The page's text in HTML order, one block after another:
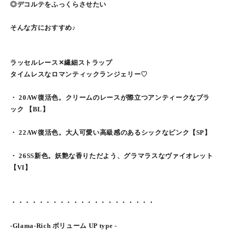
◎デコルテをふっくらさせたい
そんな方におすすめ♪
ラッセルレース✕繊細ストラップ
タイムレスなロマンティックランジェリー♡
・ 20AW復活色。クリームのレースが際立つアンティークなブラ
ック 【BL】
・ 22AW復活色。大人可愛い高級感のあるシックなピンク【SP】
・ 26SS新色。妖艶な香りただよう、グラマラスなヴァイオレット
【VI】
・・・・・・・・・・・・・・・・・・・・・
-Glama-Rich ボリューム UP type -